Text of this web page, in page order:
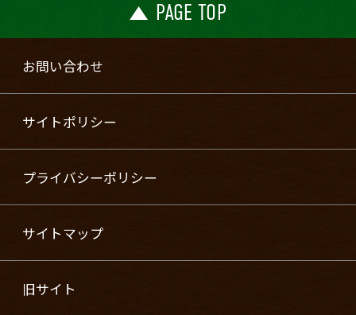
PAGE TOP
お問い合わせ
サイトポリシー
プライバシーポリシー
サイトマップ
旧サイト